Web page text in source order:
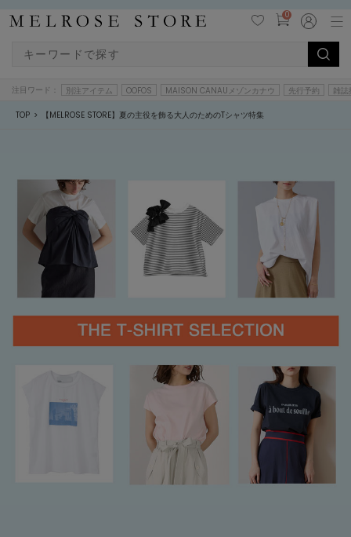
0
注目ワード： 別注アイテム OOFOS MAISON CANAUメゾンカナウ 先行予約 雑誌
TOP 【MELROSE STORE】夏の主役を飾る大人のためのTシャツ特集